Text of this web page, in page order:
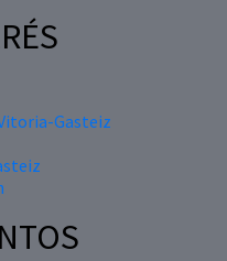
Gasteiz